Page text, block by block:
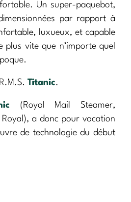
Un super-paquebot,
par rapport à
luxueux, et capable
plus vite que n’importe quel
Titanic.
(Royal Mail Steamer,
a donc pour vocation
de technologie du début